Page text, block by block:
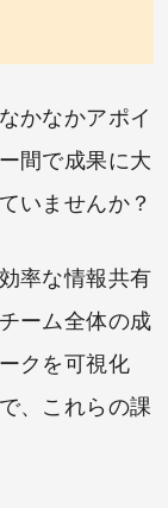
かなかアポイ
間で成果に大
いませんか？
率な情報共有
ーム全体の成
クを可視化
、これらの課